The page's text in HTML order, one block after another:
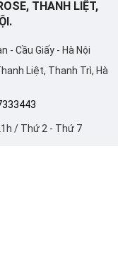
THANH LIỆT,
- Cầu Giấy - Hà Nội
Liệt, Thanh Trì, Hà
/ Thứ 2 - Thứ 7